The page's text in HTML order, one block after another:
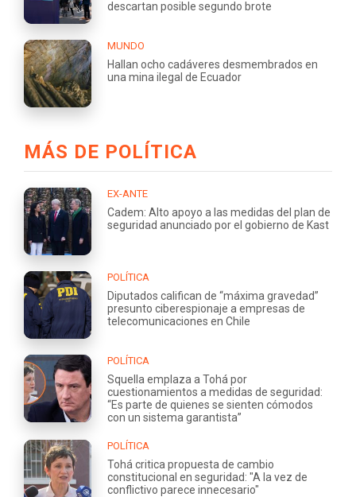
descartan posible segundo brote
MUNDO
Hallan ocho cadáveres desmembrados en
una mina ilegal de Ecuador
MÁS DE POLÍTICA
EX-ANTE
Cadem: Alto apoyo a las medidas del plan de
seguridad anunciado por el gobierno de Kast
POLÍTICA
Diputados califican de “máxima gravedad”
presunto ciberespionaje a empresas de
telecomunicaciones en Chile
POLÍTICA
Squella emplaza a Tohá por
cuestionamientos a medidas de seguridad:
“Es parte de quienes se sienten cómodos
con un sistema garantista”
POLÍTICA
Tohá critica propuesta de cambio
constitucional en seguridad: "A la vez de
conflictivo parece innecesario"